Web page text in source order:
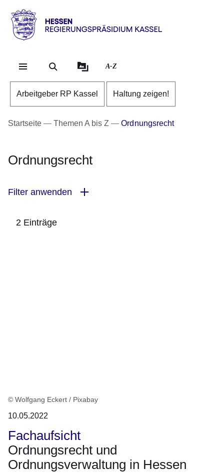
Direkt zum Kopf der
Direkt zum Inhalt
Direkt zum Fuß der
Hessen
RP
A-Z
Arbeitgeber RP Kassel Haltung zeigen!
Startseite Themen A bis Z Ordnungsrecht
Ordnungsrecht
Filter anwenden
2 Einträge
© Wolfgang Eckert / Pixabay
10.05.2022
Fachaufsicht
Ordnungsrecht und
Ordnungsverwaltung in Hessen